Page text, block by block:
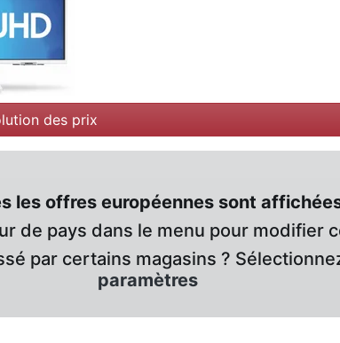
des prix
les offres européennes sont
de pays dans le menu pour modifier
par certains magasins ?
paramètres